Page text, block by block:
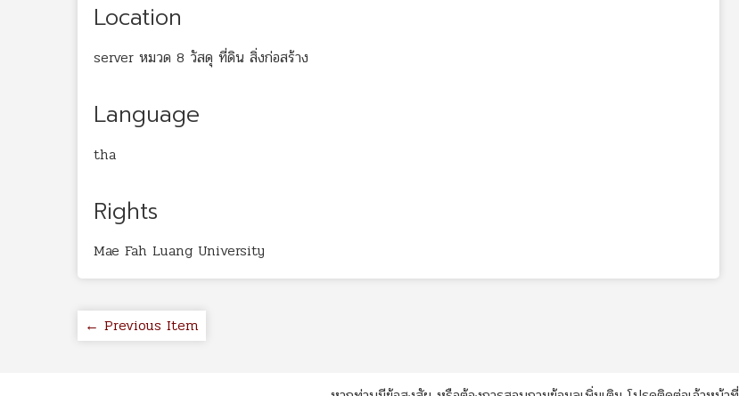
Location
server หมวด 8 วัสดุ ที่ดิน สิ่งก่อสร้าง
Language
tha
Rights
Mae Fah Luang University
← Previous Item